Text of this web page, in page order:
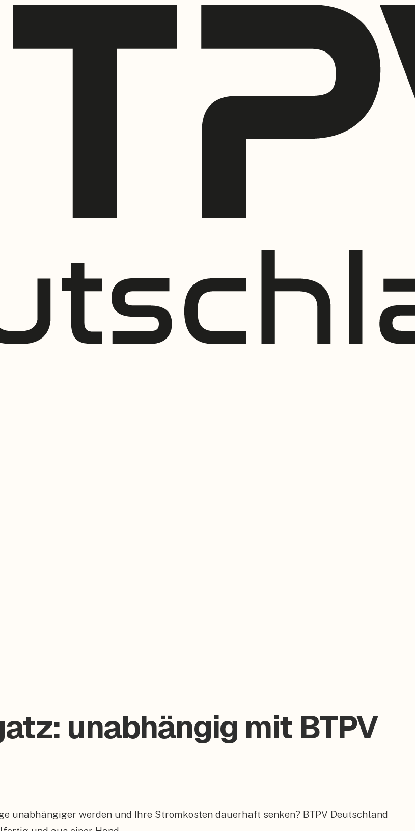
unabhängig mit BTPV
unabhängiger werden und Ihre Stromkosten dauerhaft senken? BTPV Deutschland